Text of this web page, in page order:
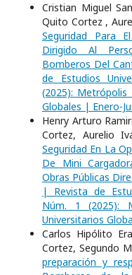
Cristian Miguel
Quito Cortez ,
Seguridad Para
Dirigido Al
Bomberos Del
de Estudios
(2025):
Globales | Enero-
Henry Arturo
Cortez, Aurelio
Seguridad En La
De Mini
Obras Públicas
| Revista de
Núm. 1 (2025):
Universitarios
Carlos Hipólito
Cortez, Segundo
preparación y